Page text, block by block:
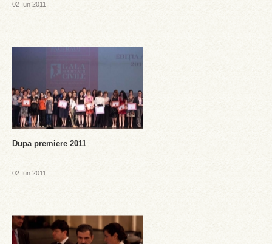
02 Iun 2011
Dupa premiere 2011
02 Iun 2011